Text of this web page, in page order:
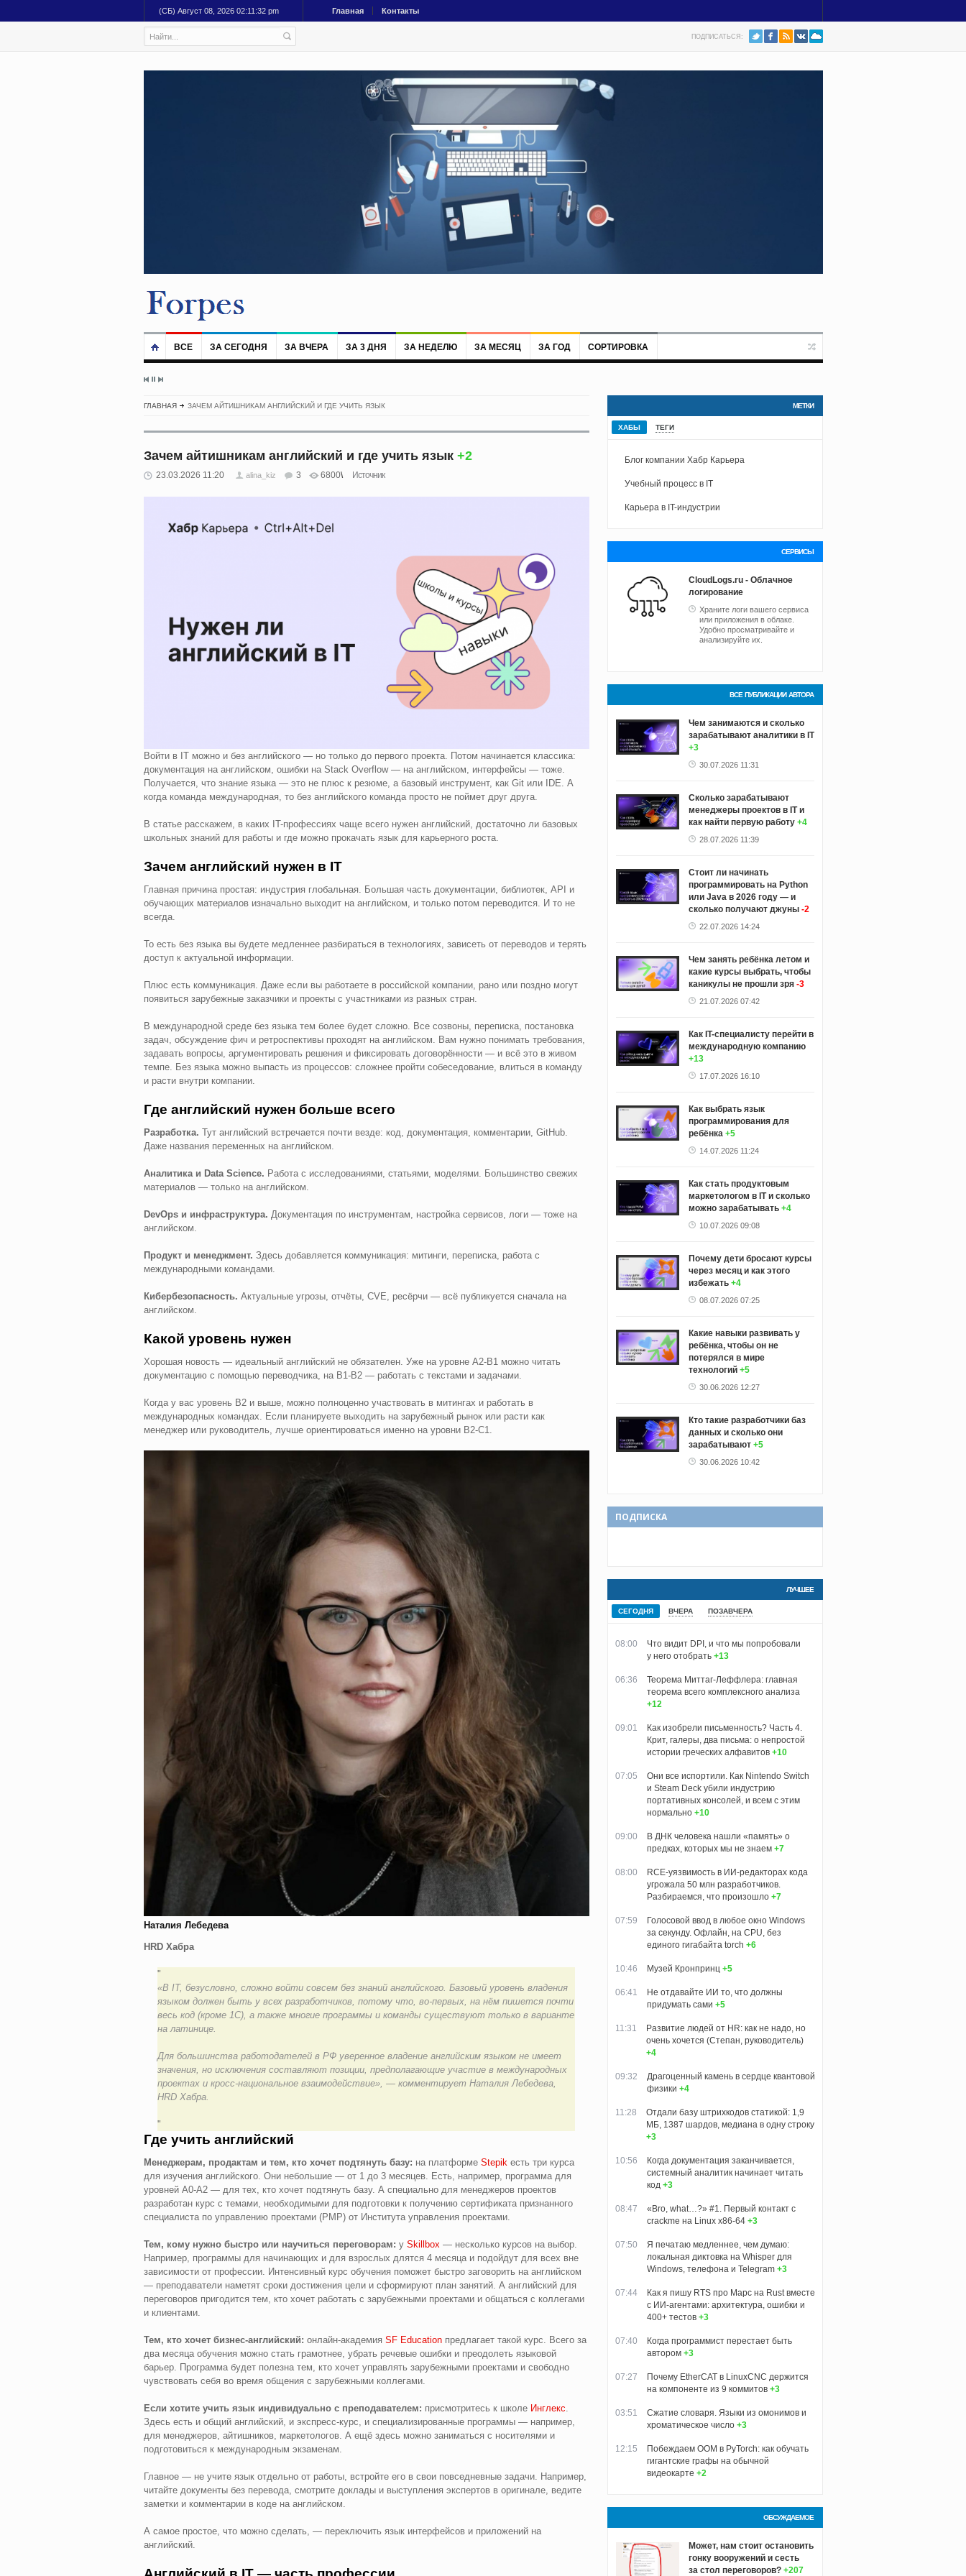
(СБ) Август 08, 2026 02:11:33 pm Главная Контакты
ПОДПИСАТЬСЯ:
ВСЕ ЗА СЕГОДНЯ ЗА ВЧЕРА ЗА 3 ДНЯ ЗА НЕДЕЛЮ ЗА МЕСЯЦ ЗА ГОД СОРТИРОВКА
ГЛАВНАЯ ЗАЧЕМ АЙТИШНИКАМ АНГЛИЙСКИЙ И ГДЕ УЧИТЬ ЯЗЫК
Зачем айтишникам английский и где учить язык +2
23.03.2026 11:20 alina_kiz 3 6800 Источник
Войти в IT можно и без английского — но только до первого проекта. Потом начинается классика:
документация на английском, ошибки на Stack Overflow — на английском, интерфейсы — тоже.
Получается, что знание языка — это не плюс к резюме, а базовый инструмент, как Git или IDE. А
когда команда международная, то без английского команда просто не поймет друг друга.
В статье расскажем, в каких IT-профессиях чаще всего нужен английский, достаточно ли базовых
школьных знаний для работы и где можно прокачать язык для карьерного роста.
Зачем английский нужен в IT
Главная причина простая: индустрия глобальная. Большая часть документации, библиотек, API и
обучающих материалов изначально выходит на английском, и только потом переводится. И то не
всегда.
То есть без языка вы будете медленнее разбираться в технологиях, зависеть от переводов и терять
доступ к актуальной информации.
Плюс есть коммуникация. Даже если вы работаете в российской компании, рано или поздно могут
появиться зарубежные заказчики и проекты с участниками из разных стран.
В международной среде без языка тем более будет сложно. Все созвоны, переписка, постановка
задач, обсуждение фич и ретроспективы проходят на английском. Вам нужно понимать требования,
задавать вопросы, аргументировать решения и фиксировать договорённости — и всё это в живом
темпе. Без языка можно выпасть из процессов: сложнее пройти собеседование, влиться в команду
и расти внутри компании.
Где английский нужен больше всего
Разработка. Тут английский встречается почти везде: код, документация, комментарии, GitHub.
Даже названия переменных на английском.
Аналитика и Data Science. Работа с исследованиями, статьями, моделями. Большинство свежих
материалов — только на английском.
DevOps и инфраструктура. Документация по инструментам, настройка сервисов, логи — тоже на
английском.
Продукт и менеджмент. Здесь добавляется коммуникация: митинги, переписка, работа с
международными командами.
Кибербезопасность. Актуальные угрозы, отчёты, CVE, ресёрчи — всё публикуется сначала на
английском.
Какой уровень нужен
Хорошая новость — идеальный английский не обязателен. Уже на уровне A2-B1 можно читать
документацию с помощью переводчика, на B1-B2 — работать с текстами и задачами.
Когда у вас уровень B2 и выше, можно полноценно участвовать в митингах и работать в
международных командах. Если планируете выходить на зарубежный рынок или расти как
менеджер или руководитель, лучше ориентироваться именно на уровни B2-С1.
Наталия Лебедева
HRD Хабра
«В IT, безусловно, сложно войти совсем без знаний английского. Базовый уровень владения
языком должен быть у всех разработчиков, потому что, во-первых, на нём пишется почти
весь код (кроме 1С), а также многие программы и команды существуют только в варианте
на латинице.
Для большинства работодателей в РФ уверенное владение английским языком не имеет
значения, но исключения составляют позиции, предполагающие участие в международных
проектах и кросс-национальное взаимодействие», — комментирует Наталия Лебедева,
HRD Хабра.
Где учить английский
Менеджерам, продактам и тем, кто хочет подтянуть базу: на платформе Stepikесть три курса
для изучения английского. Они небольшие — от 1 до 3 месяцев. Есть, например, программа для
уровней А0-А2 — для тех, кто хочет подтянуть базу. А специально для менеджеров проектов
разработан курс с темами, необходимыми для подготовки к получению сертификата признанного
специалиста по управлению проектами (PMP) от Института управления проектами.
Тем, кому нужно быстро или научиться переговорам: у Skillbox— несколько курсов на выбор.
Например, программы для начинающих и для взрослых длятся 4 месяца и подойдут для всех вне
зависимости от профессии. Интенсивный курс обучения поможет быстро заговорить на английском
— преподаватели наметят сроки достижения цели и сформируют план занятий. А английский для
переговоров пригодится тем, кто хочет работать с зарубежными проектами и общаться с коллегами
и клиентами.
Тем, кто хочет бизнес-английский: онлайн-академия SF Educationпредлагает такой курс. Всего за
два месяца обучения можно стать грамотнее, убрать речевые ошибки и преодолеть языковой
барьер. Программа будет полезна тем, кто хочет управлять зарубежными проектами и свободно
чувствовать себя во время общения с зарубежными коллегами.
Если хотите учить язык индивидуально с преподавателем: присмотритесь к школе Инглекс.
Здесь есть и общий английский, и экспресс-курс, и специализированные программы — например,
для менеджеров, айтишников, маркетологов. А ещё здесь можно заниматься с носителями и
подготовиться к международным экзаменам.
Главное — не учите язык отдельно от работы, встройте его в свои повседневные задачи. Например,
читайте документы без перевода, смотрите доклады и выступления экспертов в оригинале, ведите
заметки и комментарии в коде на английском.
А самое простое, что можно сделать, — переключить язык интерфейсов и приложений на
английский.
МЕТКИ
ХАБЫ ТЕГИ
Блог компании Хабр Карьера
Учебный процесс в IT
Карьера в IT-индустрии
СЕРВИСЫ
CloudLogs.ru - Облачное
логирование
Храните логи вашего сервиса
или приложения в облаке.
Удобно просматривайте и
анализируйте их.
ВСЕ ПУБЛИКАЦИИ АВТОРА
Чем занимаются и сколько
зарабатывают аналитики в IT
+3
30.07.2026 11:31
Сколько зарабатывают
менеджеры проектов в IT и
как найти первую работу +4
28.07.2026 11:39
Стоит ли начинать
программировать на Python
или Java в 2026 году — и
сколько получают джуны -2
22.07.2026 14:24
Чем занять ребёнка летом и
какие курсы выбрать, чтобы
каникулы не прошли зря -3
21.07.2026 07:42
Как IT-специалисту перейти в
международную компанию
+13
17.07.2026 16:10
Как выбрать язык
программирования для
ребёнка +5
14.07.2026 11:24
Как стать продуктовым
маркетологом в IT и сколько
можно зарабатывать +4
10.07.2026 09:08
Почему дети бросают курсы
через месяц и как этого
избежать +4
08.07.2026 07:25
Какие навыки развивать у
ребёнка, чтобы он не
потерялся в мире
технологий +5
30.06.2026 12:27
Кто такие разработчики баз
данных и сколько они
зарабатывают +5
30.06.2026 10:42
ПОДПИСКА
ЛУЧШЕЕ
СЕГОДНЯ ВЧЕРА ПОЗАВЧЕРА
08:00
Что видит DPI, и что мы попробовали
у него отобрать +13
06:36
Теорема Миттаг-Леффлера: главная
теорема всего комплексного анализа
+12
09:01
Как изобрели письменность? Часть 4.
Крит, галеры, два письма: о непростой
истории греческих алфавитов +10
07:05
Они все испортили. Как Nintendo Switch
и Steam Deck убили индустрию
портативных консолей, и всем с этим
нормально +10
09:00
В ДНК человека нашли «память» о
предках, которых мы не знаем +7
08:00
RCE-уязвимость в ИИ-редакторах кода
угрожала 50 млн разработчиков.
Разбираемся, что произошло +7
07:59
Голосовой ввод в любое окно Windows
за секунду. Офлайн, на CPU, без
единого гигабайта torch +6
10:46 Музей Кронпринц +5
06:41
Не отдавайте ИИ то, что должны
придумать сами +5
11:31
Развитие людей от HR: как не надо, но
очень хочется (Степан, руководитель)
+4
09:32
Драгоценный камень в сердце квантовой
физики +4
11:28
Отдали базу штрихкодов статикой: 1,9
МБ, 1387 шардов, медиана в одну строку
+3
10:56
Когда документация заканчивается,
системный аналитик начинает читать
код +3
08:47
«Bro, what…?» #1. Первый контакт с
crackme на Linux x86-64 +3
07:50
Я печатаю медленнее, чем думаю:
локальная диктовка на Whisper для
Windows, телефона и Telegram +3
07:44
Как я пишу RTS про Марс на Rust вместе
с ИИ-агентами: архитектура, ошибки и
400+ тестов +3
07:40
Когда программист перестает быть
автором +3
07:27
Почему EtherCAT в LinuxCNC держится
на компоненте из 9 коммитов +3
03:51
Сжатие словаря. Языки из омонимов и
хроматическое число +3
12:15
Побеждаем OOM в PyTorch: как обучать
гигантские графы на обычной
видеокарте +2
ОБСУЖДАЕМОЕ
Может, нам стоит остановить
гонку вооружений и сесть
за стол переговоров? +207